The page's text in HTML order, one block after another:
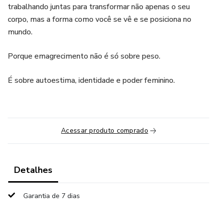
trabalhando juntas para transformar não apenas o seu
corpo, mas a forma como você se vê e se posiciona no
mundo.
Porque emagrecimento não é só sobre peso.
É sobre autoestima, identidade e poder feminino.
Acessar produto comprado
Detalhes
Garantia de 7 dias